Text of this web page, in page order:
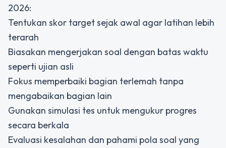
2026:
Tentukan skor target sejak awal agar latihan lebih
terarah
Biasakan mengerjakan soal dengan batas waktu
seperti ujian asli
Fokus memperbaiki bagian terlemah tanpa
mengabaikan bagian lain
Gunakan simulasi tes untuk mengukur progres
secara berkala
Evaluasi kesalahan dan pahami pola soal yang